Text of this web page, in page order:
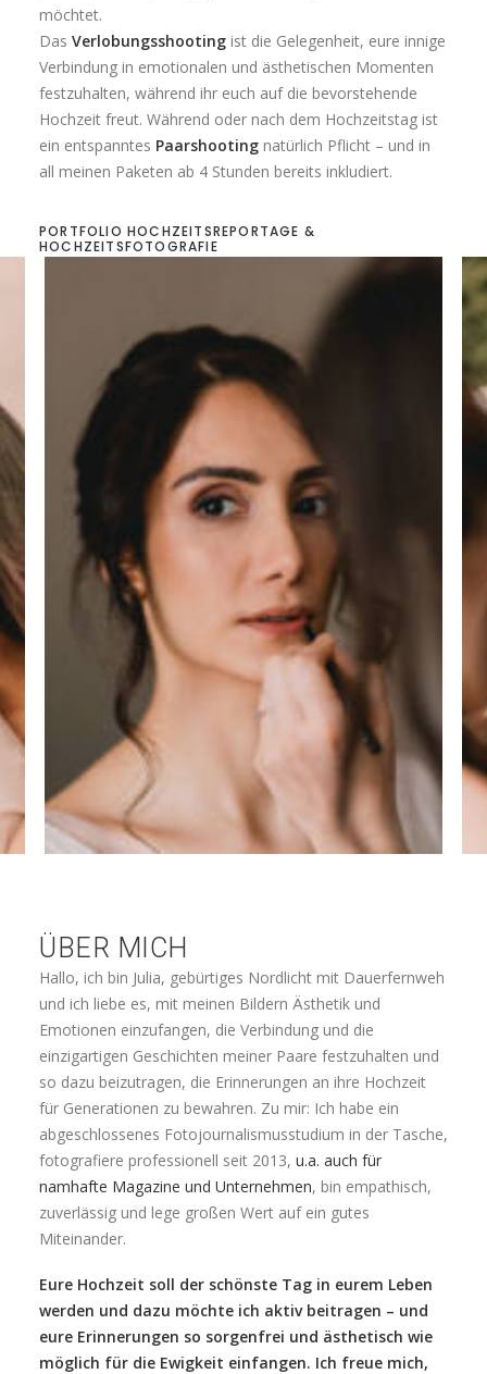
möchtet.
Das Verlobungsshooting ist die Gelegenheit, eure innige
Verbindung in emotionalen und ästhetischen Momenten
festzuhalten, während ihr euch auf die bevorstehende
Hochzeit freut. Während oder nach dem Hochzeitstag ist
ein entspanntes Paarshooting natürlich Pflicht – und in
all meinen Paketen ab 4 Stunden bereits inkludiert.
PORTFOLIO HOCHZEITSREPORTAGE &
HOCHZEITSFOTOGRAFIE
ÜBER MICH
Hallo, ich bin Julia, gebürtiges Nordlicht mit Dauerfernweh
und ich liebe es, mit meinen Bildern Ästhetik und
Emotionen einzufangen, die Verbindung und die
einzigartigen Geschichten meiner Paare festzuhalten und
so dazu beizutragen, die Erinnerungen an ihre Hochzeit
für Generationen zu bewahren. Zu mir: Ich habe ein
abgeschlossenes Fotojournalismusstudium in der Tasche,
fotografiere professionell seit 2013, u.a. auch für
namhafte Magazine und Unternehmen, bin empathisch,
zuverlässig und lege großen Wert auf ein gutes
Miteinander.
Eure Hochzeit soll der schönste Tag in eurem Leben
werden und dazu möchte ich aktiv beitragen – und
eure Erinnerungen so sorgenfrei und ästhetisch wie
möglich für die Ewigkeit einfangen. Ich freue mich,